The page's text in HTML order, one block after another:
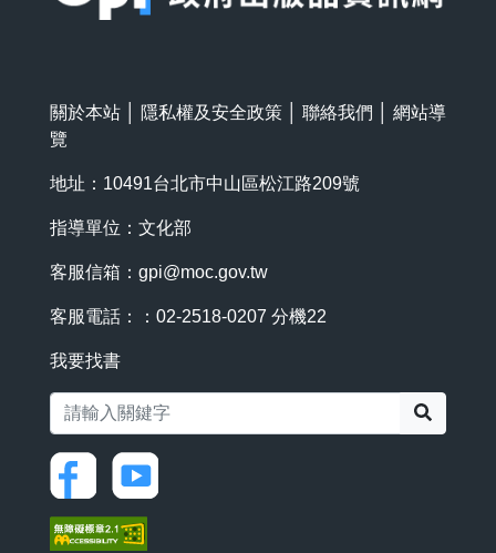
關於本站 隱私權及安全政策 聯絡我們
網站導
覽
地址：10491台北市中山區松江路209號
指導單位：文化部
客服信箱： gpi@moc.gov.tw
客服電話：：02-2518-0207 分機22
我要找書